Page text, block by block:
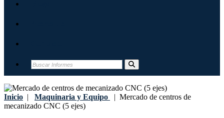
Inicio | Maquinaria y Equipo | Mercado de centros de
mecanizado CNC (5 ejes)